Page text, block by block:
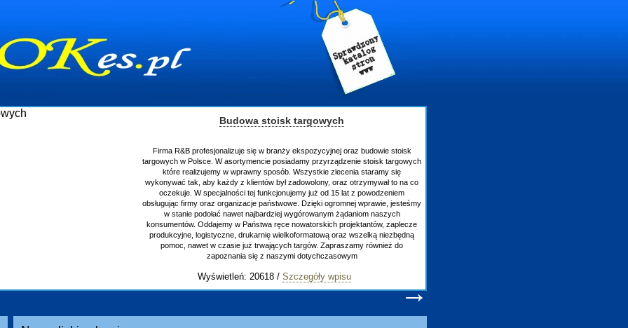
Budowa stoisk targowych
Firma R&B profesjonalizuje się w branży ekspozycyjnej oraz budowie stoisk
targowych w Polsce. W asortymencie posiadamy przyrządzenie stoisk targowych
które realizujemy w wprawny sposób. Wszystkie zlecenia staramy się
wykonywać tak, aby każdy z klientów był zadowolony, oraz otrzymywał to na co
oczekuje. W specjalności tej funkcjonujemy już od 15 lat z powodzeniem
obsługując firmy oraz organizacje państwowe. Dzięki ogromnej wprawie, jesteśmy
w stanie podołać nawet najbardziej wygórowanym żądaniom naszych
konsumentów. Oddajemy w Państwa ręce nowatorskich projektantów, zaplecze
produkcyjne, logistyczne, drukarnię wielkoformatową oraz wszelką niezbędną
pomoc, nawet w czasie już trwających targów. Zapraszamy również do
zapoznania się z naszymi dotychczasowym
Wyświetleń: 20618 / Szczegóły wpisu
→